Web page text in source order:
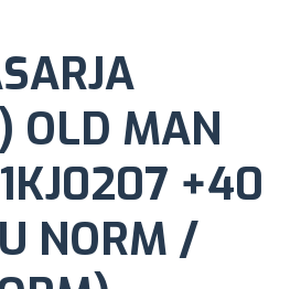
OLD MAN
+40
NORM /